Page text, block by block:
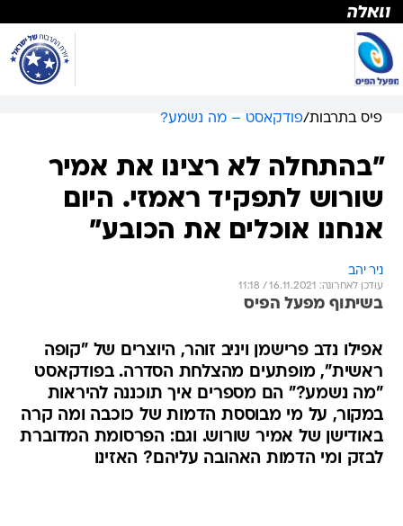
פיס בתרבות/פודקאסט – מה נשמע?
"בהתחלה לא רצינו את אמיר
שורוש לתפקיד ראמזי. היום
אנחנו אוכלים את הכובע"
ניר יהב
עודכן לאחרונה: 16.11.2021 / 11:18
בשיתוף מפעל הפיס
אפילו נדב פרישמן ויניב זוהר, היוצרים של "קופה
ראשית", מופתעים מהצלחת הסדרה. בפודקאסט
"מה נשמע?" הם מספרים איך תוכננה להיראות
במקור, על מי מבוססת הדמות של כוכבה ומה קרה
באודישן של אמיר שורוש. וגם: הפרסומת המדוברת
לבזק ומי הדמות האהובה עליהם? האזינו